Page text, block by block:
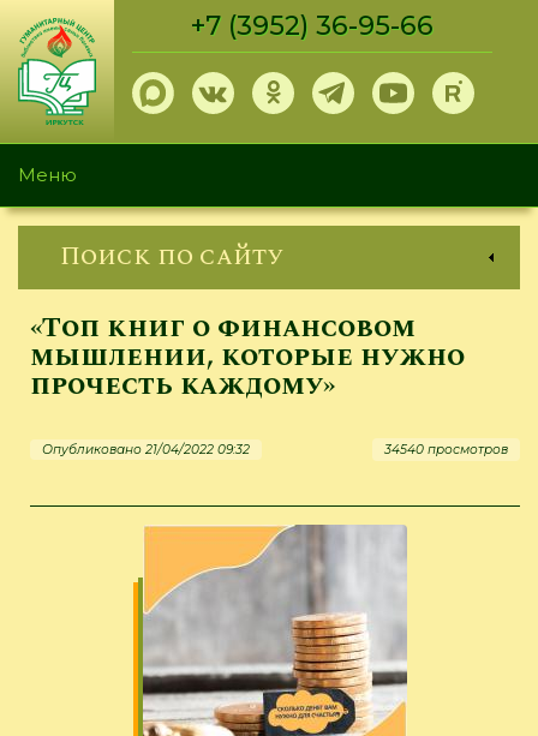
Перейти
основному
содержанию
+7 (3952) 36-95-66
Меню
Поиск по сайту
«Топ книг о финансовом
мышлении, которые нужно
прочесть каждому»
Опубликовано 21/04/2022 09:32 34540 просмотров